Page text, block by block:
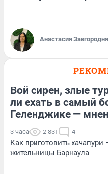
Анастасия
Вой сирен, злые
ли ехать в самый
Геленджике —
3 часа 2 831 4
Как приготовить
жительницы Барнаула